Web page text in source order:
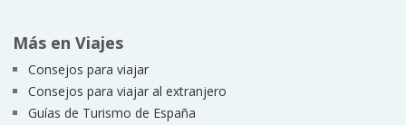
Más en Viajes
Consejos para viajar
Consejos para viajar al extranjero
Guías de Turismo de España